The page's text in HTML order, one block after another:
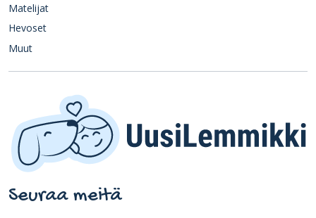
Matelijat
Hevoset
Muut
Seuraa meitä